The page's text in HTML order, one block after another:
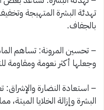
تهدئة البشرة المتهيجة
بالجفاف.
– تحسين المرونة: تساهم
وجعلها أكثر نعومة ومقاومة
– استعادة النضارة
البشرة وإزالة الخلايا الميتة،